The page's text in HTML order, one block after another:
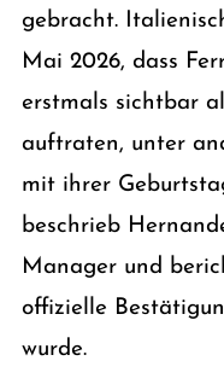
gebracht.
Mai 2026, dass
erstmals sichtbar
auftraten, unter
mit ihrer
beschrieb
Manager und
offizielle
wurde.